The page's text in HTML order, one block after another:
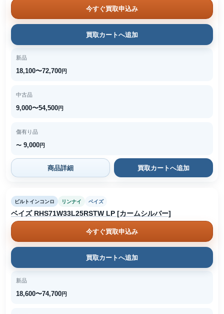
今すぐ買取申込み
買取カートへ追加
新品
18,100〜72,700円
中古品
9,000〜54,500円
傷有り品
〜 9,000円
商品詳細 買取カートへ追加
ビルトインコンロ リンナイ ベイズ
ベイズ RHS71W33L25RSTW LP [カームシルバー]
今すぐ買取申込み
買取カートへ追加
新品
18,600〜74,700円